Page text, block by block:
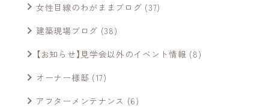
女性目線のわがままブログ (37)
建築現場ブログ (38)
【お知らせ】見学会以外のイベント情報 (8)
オーナー様邸 (17)
アフターメンテナンス (6)